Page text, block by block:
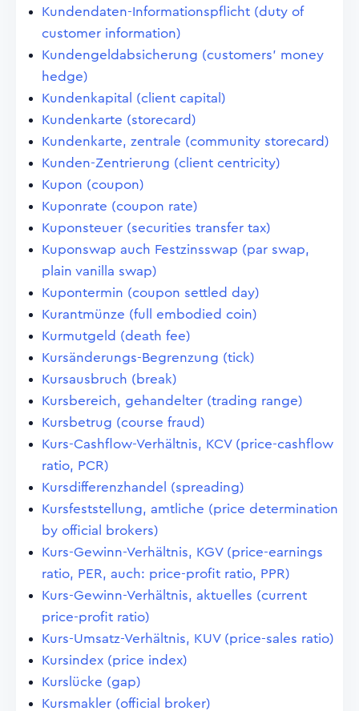
Kundendaten-Informationspflicht (duty of
customer information)
Kundengeldabsicherung (customers' money
hedge)
Kundenkapital (client capital)
Kundenkarte (storecard)
Kundenkarte, zentrale (community storecard)
Kunden-Zentrierung (client centricity)
Kupon (coupon)
Kuponrate (coupon rate)
Kuponsteuer (securities transfer tax)
Kuponswap auch Festzinsswap (par swap,
plain vanilla swap)
Kupontermin (coupon settled day)
Kurantmünze (full embodied coin)
Kurmutgeld (death fee)
Kursänderungs-Begrenzung (tick)
Kursausbruch (break)
Kursbereich, gehandelter (trading range)
Kursbetrug (course fraud)
Kurs-Cashflow-Verhältnis, KCV (price-cashflow
ratio, PCR)
Kursdifferenzhandel (spreading)
Kursfeststellung, amtliche (price determination
by official brokers)
Kurs-Gewinn-Verhältnis, KGV (price-earnings
ratio, PER, auch: price-profit ratio, PPR)
Kurs-Gewinn-Verhältnis, aktuelles (current
price-profit ratio)
Kurs-Umsatz-Verhältnis, KUV (price-sales ratio)
Kursindex (price index)
Kurslücke (gap)
Kursmakler (official broker)